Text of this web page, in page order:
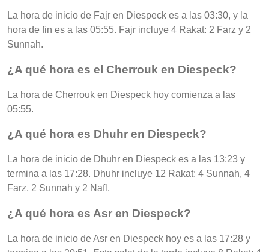
La hora de inicio de Fajr en Diespeck es a las 03:30, y la
hora de fin es a las 05:55. Fajr incluye 4 Rakat: 2 Farz y 2
Sunnah.
¿A qué hora es el Cherrouk en Diespeck?
La hora de Cherrouk en Diespeck hoy comienza a las
05:55.
¿A qué hora es Dhuhr en Diespeck?
La hora de inicio de Dhuhr en Diespeck es a las 13:23 y
termina a las 17:28. Dhuhr incluye 12 Rakat: 4 Sunnah, 4
Farz, 2 Sunnah y 2 Nafl.
¿A qué hora es Asr en Diespeck?
La hora de inicio de Asr en Diespeck hoy es a las 17:28 y